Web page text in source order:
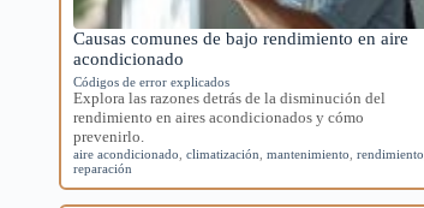
Causas comunes de bajo rendimiento en aire
acondicionado
Códigos de error explicados
Explora las razones detrás de la disminución del
rendimiento en aires acondicionados y cómo
prevenirlo.
aire acondicionado ,climatización ,mantenimiento ,rendimiento
reparación